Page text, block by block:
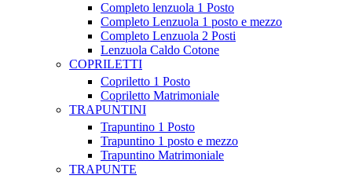
Completo lenzuola 1 Posto
Completo Lenzuola 1 posto e mezzo
Completo Lenzuola 2 Posti
Lenzuola Caldo Cotone
COPRILETTI
Copriletto 1 Posto
Copriletto Matrimoniale
TRAPUNTINI
Trapuntino 1 Posto
Trapuntino 1 posto e mezzo
Trapuntino Matrimoniale
TRAPUNTE